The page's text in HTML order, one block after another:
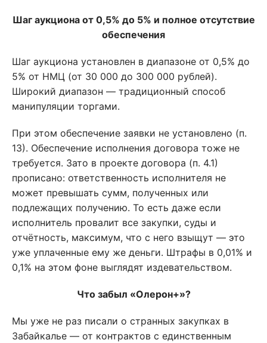
Шаг аукциона от 0,5% до 5% и полное отсутствие
обеспечения
Шаг аукциона установлен в диапазоне от 0,5% до
5% от НМЦ (от 30 000 до 300 000 рублей).
Широкий диапазон — традиционный способ
манипуляции торгами.
При этом обеспечение заявки не установлено (п.
13). Обеспечение исполнения договора тоже не
требуется. Зато в проекте договора (п. 4.1)
прописано: ответственность исполнителя не
может превышать сумм, полученных или
подлежащих получению. То есть даже если
исполнитель провалит все закупки, суды и
отчётность, максимум, что с него взыщут — это
уже уплаченные ему же деньги. Штрафы в 0,01% и
0,1% на этом фоне выглядят издевательством.
Что забыл «Олерон+»?
Мы уже не раз писали о странных закупках в
Забайкалье — от контрактов с единственным